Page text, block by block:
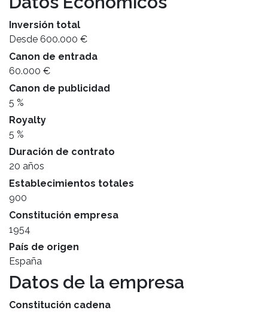
Inversión total
Desde 600.000 €
Canon de entrada
60.000 €
Canon de publicidad
5 %
Royalty
5 %
Duración de contrato
20 años
Establecimientos totales
900
Constitución empresa
1954
País de origen
España
Datos de la empresa
Constitución cadena